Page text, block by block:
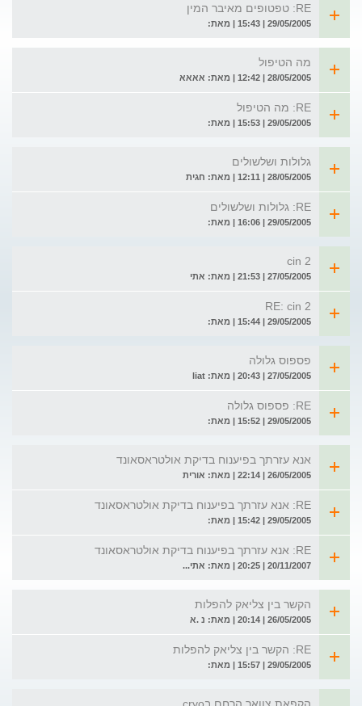
RE: טפטופים מאיבר המין
29/05/2005 | 15:43 | מאת:
מה הטיפול
28/05/2005 | 12:42 | מאת: אאאא
RE: מה הטיפול
29/05/2005 | 15:53 | מאת:
גלולות ושלשולים
28/05/2005 | 12:11 | מאת: חגית
RE: גלולות ושלשולים
29/05/2005 | 16:06 | מאת:
cin 2
27/05/2005 | 21:53 | מאת: אתי
RE: cin 2
29/05/2005 | 15:44 | מאת:
פספוס גלולה
27/05/2005 | 20:43 | מאת: liat
RE: פספוס גלולה
29/05/2005 | 15:52 | מאת:
אנא עזרתך בפיענוח בדיקת אולטראסאונד
26/05/2005 | 22:14 | מאת: אורית
RE: אנא עזרתך בפיענוח בדיקת אולטראסאונד
29/05/2005 | 15:42 | מאת:
RE: אנא עזרתך בפיענוח בדיקת אולטראסאונד
20/11/2007 | 20:25 | מאת: אתי...
הקשר בין צליאק להפלות
26/05/2005 | 20:14 | מאת: נ .א
RE: הקשר בין צליאק להפלות
29/05/2005 | 15:57 | מאת: